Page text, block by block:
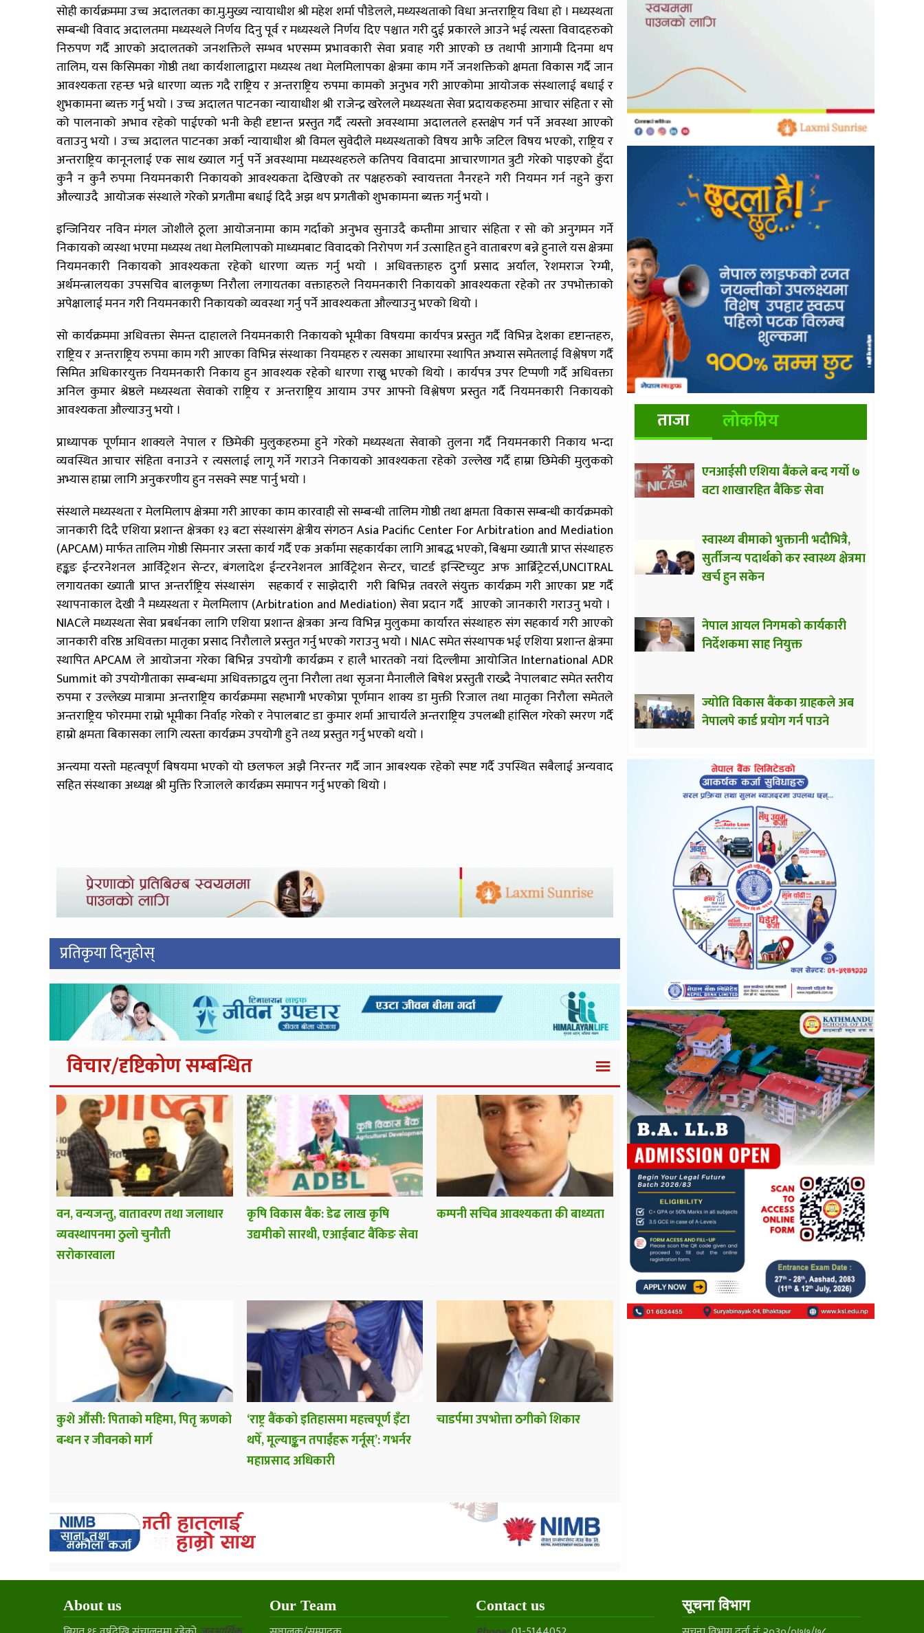
सोही कार्यक्रममा उच्च अदालतका का.मु.मुख्य न्यायाधीश श्री महेश शर्मा पौडेलले, मध्यस्थताको विधा अन्तराष्ट्रिय विधा हो । मध्यस्थता
सम्बन्धी विवाद अदालतमा मध्यस्थले निर्णय दिनु पूर्व र मध्यस्थले निर्णय दिए पश्चात गरी दुई प्रकारले आउने भई त्यस्ता विवादहरुको
निरुपण गर्दै आएको अदालतको जनशक्तिले सम्भव भएसम्म प्रभावकारी सेवा प्रवाह गरी आएको छ तथापी आगामी दिनमा थप
तालिम, यस किसिमका गोष्ठी तथा कार्यशालाद्वारा मध्यस्थ तथा मेलमिलापका क्षेत्रमा काम गर्ने जनशक्तिको क्षमता विकास गर्दै जान
आवश्यकता रहन्छ भन्ने धारणा व्यक्त गदै राष्ट्रिय र अन्तराष्ट्रिय रुपमा कामको अनुभव गरी आएकोमा आयोजक संस्थालाई बधाई र
शुभकामना ब्यक्त गर्नु भयो । उच्च अदालत पाटनका न्यायाधीश श्री राजेन्द्र खरेलले मध्यस्थता सेवा प्रदायकहरुमा आचार संहिता र सो
को पालनाको अभाव रहेको पाईएको भनी केही दृष्टान्त प्रस्तुत गर्दै त्यस्तो अवस्थामा अदालतले हस्तक्षेप गर्न पर्ने अवस्था आएको
वताउनु भयो । उच्च अदालत पाटनका अर्का न्यायाधीश श्री विमल सुवेदीले मध्यस्थताको विषय आफै जटिल विषय भएको, राष्ट्रिय र
अन्तराष्ट्रिय कानूनलाई एक साथ ख्याल गर्नु पर्ने अवस्थामा मध्यस्थहरुले कतिपय विवादमा आचारणागत त्रुटी गरेको पाइएको हुँदा
कुनै न कुनै रुपमा नियमनकारी निकायको आवश्यकता देखिएको तर पक्षहरुको स्वायत्तता नैनरहने गरी नियमन गर्न नहुने कुरा
औल्याउदै आयोजक संस्थाले गरेको प्रगतीमा बधाई दिदै अझ थप प्रगतीको शुभकामना ब्यक्त गर्नु भयो ।
इन्जिनियर नविन मंगल जोशीले ठूला आयोजनामा काम गर्दाको अनुभव सुनाउदै कम्तीमा आचार संहिता र सो को अनुगमन गर्ने
निकायको व्यस्था भएमा मध्यस्थ तथा मेलमिलापको माध्यमबाट विवादको निरोपण गर्न उत्साहित हुने वाताबरण बन्ने हुनाले यस क्षेत्रमा
नियमनकारी निकायको आवश्यकता रहेको धारणा व्यक्त गर्नु भयो । अधिवक्ताहरु दुर्गा प्रसाद अर्याल, रेशमराज रेग्मी,
अर्थमन्त्रालयका उपसचिव बालकृष्ण निरौला लगायतका वक्ताहरुले नियमनकारी निकायको आवश्यकता रहेको तर उपभोक्ताको
अपेक्षालाई मनन गरी नियमनकारी निकायको व्यवस्था गर्नु पर्ने आवश्यकता औल्याउनु भएको थियो ।
सो कार्यक्रममा अधिवक्ता सेमन्त दाहालले नियमनकारी निकायको भूमीका विषयमा कार्यपत्र प्रस्तुत गर्दै विभिन्न देशका दृष्टान्तहरु,
राष्ट्रिय र अन्तराष्ट्रिय रुपमा काम गरी आएका विभिन्न संस्थाका नियमहरु र त्यसका आधारमा स्थापित अभ्यास समेतलाई विश्लेषण गर्दै
सिमित अधिकारयुक्त नियमनकारी निकाय हुन आवश्यक रहेको धारणा राख्नु भएको थियो । कार्यपत्र उपर टिप्पणी गर्दै अधिवक्ता
अनिल कुमार श्रेष्ठले मध्यस्थता सेवाको राष्ट्रिय र अन्तराष्ट्रिय आयाम उपर आफ्नो विश्लेषण प्रस्तुत गर्दै नियमनकारी निकायको
आवश्यकता औल्याउनु भयो ।
प्राध्यापक पूर्णमान शाक्यले नेपाल र छिमेकी मुलुकहरुमा हुने गरेको मध्यस्थता सेवाको तुलना गर्दै नियमनकारी निकाय भन्दा
व्यवस्थित आचार संहिता वनाउने र त्यसलाई लागू गर्ने गराउने निकायको आवश्यकता रहेको उल्लेख गर्दै हाम्रा छिमेकी मुलुकको
अभ्यास हाम्रा लागि अनुकरणीय हुन नसक्ने स्पष्ट पार्नु भयो ।
संस्थाले मध्यस्थता र मेलमिलाप क्षेत्रमा गरी आएका काम कारवाही सो सम्बन्धी तालिम गोष्ठी तथा क्षमता विकास सम्बन्धी कार्यक्रमको
जानकारी दिदै एशिया प्रशान्त क्षेत्रका १३ बटा संस्थासंग क्षेत्रीय संगठन Asia Pacific Center For Arbitration and Mediation
(APCAM) मार्फत तालिम गोष्ठी सिमनार जस्ता कार्य गर्दै एक अर्कामा सहकार्यका लागि आबद्ध भएको, बिश्वमा ख्याती प्राप्त संस्थाहरु
हङ्कङ ईन्टरनेशनल आर्विट्रेशन सेन्टर, ‌बंगलादेश ईन्टरनेशनल आर्विट्रेशन सेन्टर, चाटर्ड इन्स्टिच्युट अफ आर्ब्रिट्रेटर्स,UNCITRAL
लगायतका ख्याती प्राप्त अन्तर्राष्ट्रिय संस्थासंग सहकार्य र साझेदारी गरी बिभिन्न तवरले संयुक्त कार्यक्रम गरी आएका प्रष्ट गर्दै
स्थापनाकाल देखी नै मध्यस्थता र मेलमिलाप (Arbitration and Mediation) सेवा प्रदान गर्दै आएको जानकारी गराउनु भयो ।
NIACले मध्यस्थता सेवा प्रबर्धनका लागि एशिया प्रशान्त क्षेत्रका अन्य विभिन्न मुलुकमा कार्यारत संस्थाहरु संग सहकार्य गरी आएको
जानकारी वरिष्ठ अधिवक्ता मातृका प्रसाद निरौलाले प्रस्तुत गर्नु भएको गराउनु भयो । NIAC समेत संस्थापक भई एशिया प्रशान्त क्षेत्रमा
स्थापित APCAM ले आयोजना गरेका बिभिन्न उपयोगी कार्यक्रम र हालै भारतको नयां दिल्लीमा आयोजित International ADR
Summit को उपयोगीताका सम्बन्धमा अधिवक्ताद्वय लुना निरौला तथा सृजना मैनालीले बिषेश प्रस्तुती राख्दै नेपालबाट समेत स्तरीय
रुपमा र उल्लेख्य मात्रामा अन्तराष्ट्रिय कार्यक्रममा सहभागी भएकोप्रा पूर्णमान शाक्य डा मुक्ती रिजाल तथा मातृका निरौला समेतले
अन्तराष्ट्रिय फोरममा राम्रो भूमीका निर्वाह गरेको र नेपालबाट डा कुमार शर्मा आचार्यले अन्तराष्ट्रिय उपलब्धी हांसिल गरेको स्मरण गर्दै
हाम्रो क्षमता बिकासका लागि त्यस्ता कार्यक्रम उपयोगी हुने तथ्य प्रस्तुत गर्नु भएको थयो ।
अन्त्यमा यस्तो महत्वपूर्ण बिषयमा भएको यो छलफल अझै निरन्तर गर्दै जान आबश्यक रहेको स्पष्ट गर्दै उपस्थित सबैलाई अन्यवाद
सहित संस्थाका अध्यक्ष श्री मुक्ति रिजालले कार्यक्रम समापन गर्नु भएको थियो ।
प्रतिकृया दिनुहोस्
विचार/दृष्टिकोण सम्बन्धित
वन, वन्यजन्तु, वातावरण तथा जलाधार
व्यवस्थापनमा ठुलो चुनौती
सरोकारवाला
कृषि विकास बैंक: डेढ लाख कृषि
उद्यमीको सारथी, एआईबाट बैंकिङ सेवा
कम्पनी सचिब आवश्यकता की बाध्यता
कुशे औंसी: पिताको महिमा, पितृ ऋणको
बन्धन र जीवनको मार्ग
‘राष्ट्र बैंकको इतिहासमा महत्त्वपूर्ण इँटा
थपेँ, मूल्याङ्कन तपाईंहरू गर्नूस्’: गभर्नर
महाप्रसाद अधिकारी
चाडर्पमा उपभोत्ता ठगीको शिकार
ताजा लोकप्रिय
एनआईसी एशिया बैंकले बन्द गर्यो ७
वटा शाखारहित बैंकिङ सेवा
स्वास्थ्य बीमाको भुक्तानी भदौभित्रै,
सुर्तीजन्य पदार्थको कर स्वास्थ्य क्षेत्रमा
खर्च हुन सकेन
नेपाल आयल निगमको कार्यकारी
निर्देशकमा साह नियुक्त
ज्योति विकास बैंकका ग्राहकले अब
नेपालपे कार्ड प्रयोग गर्न पाउने
About us Our Team Contact us सूचना विभाग